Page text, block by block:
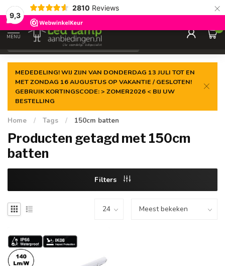
9,3
2810 Reviews ×
Gegarandeerde delaagste prijs
MENU
0
MEDEDELING! WIJ ZIJN VAN DONDERDAG 13 JULI TOT EN
MET ZONDAG 16 AUGUSTUS OP VAKANTIE / GESLOTEN!
GEBRUIK KORTINGSCODE: > ZOMER2026 < BIJ UW
BESTELLING
Home / Tags / 150cm batten
Producten getagd met 150cm
batten
Filters